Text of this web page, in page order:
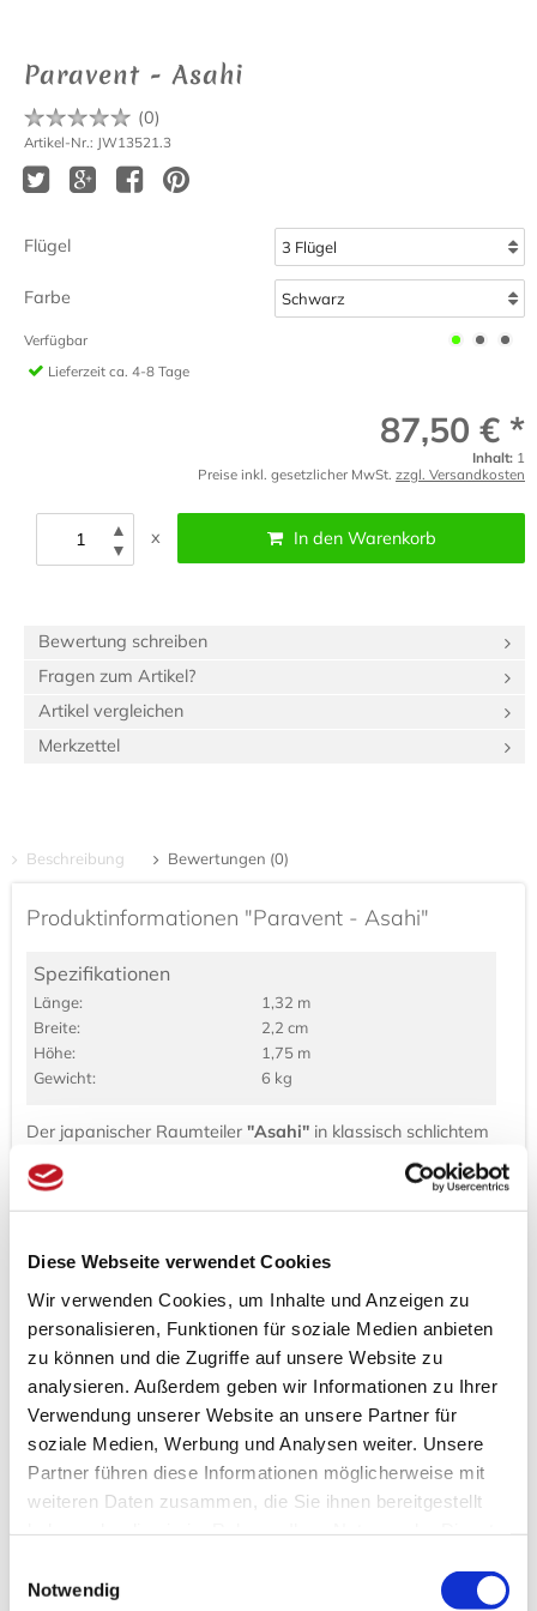
Diese Webseite verwendet Cookies
Wir verwenden Cookies, um Inhalte und Anzeigen zu
personalisieren, Funktionen für soziale Medien anbieten
zu können und die Zugriffe auf unsere Website zu
analysieren. Außerdem geben wir Informationen zu Ihrer
Verwendung unserer Website an unsere Partner für
soziale Medien, Werbung und Analysen weiter. Unsere
Partner führen diese Informationen möglicherweise mit
weiteren Daten zusammen, die Sie ihnen bereitgestellt
Notwendig
Paravent - Asahi
(0)
Artikel-Nr.: JW13521.3
Flügel
Farbe
Verfügbar
Lieferzeit ca. 4-8 Tage
87,50 € *
Inhalt: 1
Preise inkl. gesetzlicher MwSt. zzgl. Versandkosten
▲
▼
x In den Warenkorb
Bewertung schreiben
Fragen zum Artikel?
Artikel vergleichen
Merkzettel
Beschreibung Bewertungen (0)
Produktinformationen "Paravent - Asahi"
Spezifikationen
Länge:
1,32 m
Breite:
2,2 cm
Höhe:
1,75 m
Gewicht:
6 kg
Der japanischer Raumteiler"Asahi" in klassisch schlichtem
schnell und einfach aufgestellt.
Dasaufgezogene Papiervliessorgt für ausreichenden
schafft japanische Akzente.
Paravent Einsatzmöglichkeiten
Paravent, Spanische Wand, Raumteiler, Sichtschutz - die
Bezeichnungen sind ebenso vielseitig wie die
Einsatzmöglichkeiten. Ob als Raumteiler zur optischen
Trennung einzelner Wohnbereiche, als Sichtschutz in Büro-
oder öffentlichen Räumen, als Trennwand oder Schranktür
- ein Paravent Raumteiler ist flexibel einsetzbar und ein
Blickfang in jedem Raum.
Die einzelnen Flügel des Paravents sind mit
beiden Seiten aufklappen lassen.